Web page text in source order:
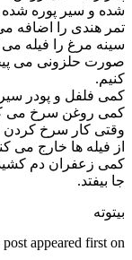
شده و سیر پوره
تمر هندی را اضافه
سینه مرغ را فیله
صورت حلزونی می
کنیم.
کمی فلفل و پودر سیر
کمی روغن سرخ می
وقتی کار سرخ کردن
از فیله ها خارج می
کمی زعفران دم
جا بیفتد.
بیتوته
appeared first on .